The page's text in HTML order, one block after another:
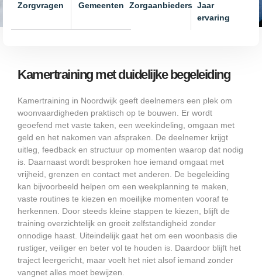
Zorgvragen Gemeenten Zorgaanbieders Jaar
ervaring
Kamertraining met duidelijke begeleiding
Kamertraining in Noordwijk geeft deelnemers een plek om
woonvaardigheden praktisch op te bouwen. Er wordt
geoefend met vaste taken, een weekindeling, omgaan met
geld en het nakomen van afspraken. De deelnemer krijgt
uitleg, feedback en structuur op momenten waarop dat nodig
is. Daarnaast wordt besproken hoe iemand omgaat met
vrijheid, grenzen en contact met anderen. De begeleiding
kan bijvoorbeeld helpen om een weekplanning te maken,
vaste routines te kiezen en moeilijke momenten vooraf te
herkennen. Door steeds kleine stappen te kiezen, blijft de
training overzichtelijk en groeit zelfstandigheid zonder
onnodige haast. Uiteindelijk gaat het om een woonbasis die
rustiger, veiliger en beter vol te houden is. Daardoor blijft het
traject leergericht, maar voelt het niet alsof iemand zonder
vangnet alles moet bewijzen.